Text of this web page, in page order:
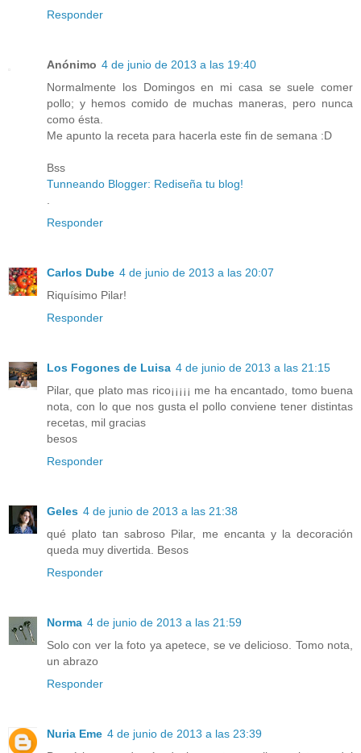
Responder
Anónimo 4 de junio de 2013 a las 19:40
Normalmente los Domingos en mi casa se suele comer
pollo; y hemos comido de muchas maneras, pero nunca
como ésta.
Me apunto la receta para hacerla este fin de semana :D
Bss
Tunneando Blogger: Rediseña tu blog!
Responder
Carlos Dube 4 de junio de 2013 a las 20:07
Riquísimo Pilar!
Responder
Los Fogones de Luisa 4 de junio de 2013 a las 21:15
Pilar, que plato mas rico¡¡¡¡¡ me ha encantado, tomo buena
nota, con lo que nos gusta el pollo conviene tener distintas
recetas, mil gracias
besos
Responder
Geles 4 de junio de 2013 a las 21:38
qué plato tan sabroso Pilar, me encanta y la decoración
queda muy divertida. Besos
Responder
Norma 4 de junio de 2013 a las 21:59
Solo con ver la foto ya apetece, se ve delicioso. Tomo nota,
un abrazo
Responder
Nuria Eme 4 de junio de 2013 a las 23:39